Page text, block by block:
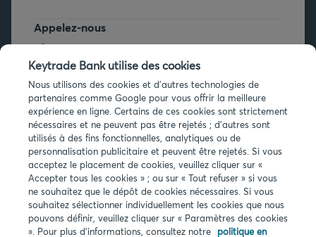
Appelez-nous
+32 2 679 90 00
Vous avez des questions ?
Questions fréquentes
Infos légales
Privacy
Keytrade Bank utilise des cookies
Nous utilisons des cookies et d'autres technologies de
partenaires comme Google pour vous offrir la meilleure
expérience en ligne. Certains de ces cookies sont strictement
nécessaires et ne peuvent pas être rejetés ; d'autres sont
utilisés à des fins fonctionnelles, analytiques ou de
personnalisation publicitaire et peuvent être rejetés. Si vous
acceptez le placement de cookies, veuillez cliquer sur «
Accepter tous les cookies » ; ou sur « Tout refuser » si vous
ne souhaitez que le dépôt de cookies nécessaires. Si vous
souhaitez sélectionner individuellement les cookies que nous
pouvons définir, veuillez cliquer sur « Paramètres des cookies
». Pour plus d'informations, consultez notre politique en